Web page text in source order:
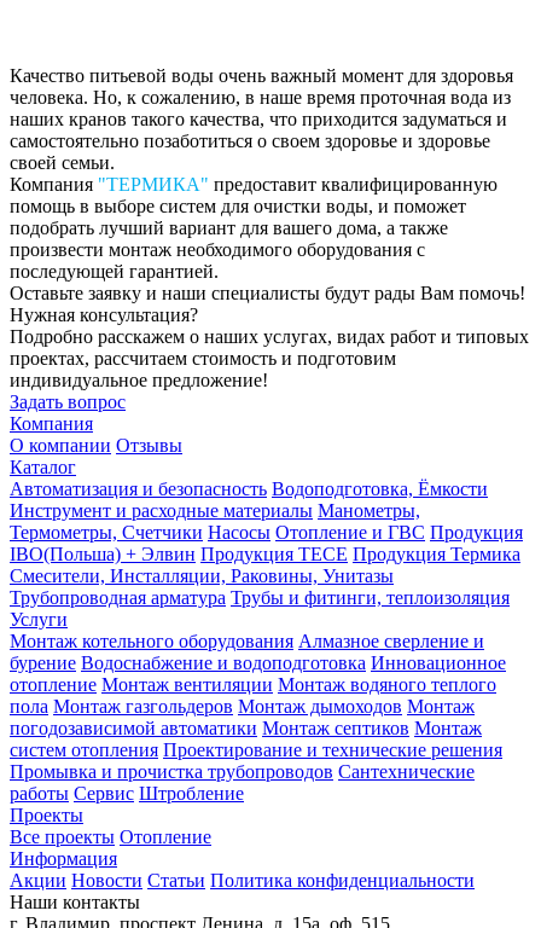
Качество питьевой воды очень важный момент для здоровья
человека. Но, к сожалению, в наше время проточная вода из
наших кранов такого качества, что приходится задуматься и
самостоятельно позаботиться о своем здоровье и здоровье
своей семьи.
Компания "ТЕРМИКА" предоставит квалифицированную
помощь в выборе систем для очистки воды, и поможет
подобрать лучший вариант для вашего дома, а также
произвести монтаж необходимого оборудования с
последующей гарантией.
Оставьте заявку и наши специалисты будут рады Вам помочь!
Нужная консультация?
Подробно расскажем о наших услугах, видах работ и типовых
проектах, рассчитаем стоимость и подготовим
индивидуальное предложение!
Задать вопрос
Компания
О компании Отзывы
Каталог
Автоматизация и безопасность Водоподготовка, Ёмкости
Инструмент и расходные материалы Манометры,
Термометры, Счетчики Насосы Отопление и ГВС Продукция
IBO(Польша) + Элвин Продукция TECE Продукция Термика
Смесители, Инсталляции, Раковины, Унитазы
Трубопроводная арматура Трубы и фитинги, теплоизоляция
Услуги
Монтаж котельного оборудования Алмазное сверление и
бурение Водоснабжение и водоподготовка Инновационное
отопление Монтаж вентиляции Монтаж водяного теплого
пола Монтаж газгольдеров Монтаж дымоходов Монтаж
погодозависимой автоматики Монтаж септиков Монтаж
систем отопления Проектирование и технические решения
Промывка и прочистка трубопроводов Сантехнические
работы Сервис Штробление
Проекты
Все проекты Отопление
Информация
Акции Новости Статьи Политика конфиденциальности
Наши контакты
г. Владимир, проспект Ленина, д. 15а, оф. 515